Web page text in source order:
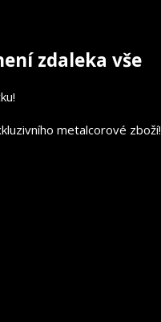
zdaleka vše
metalcorové zboží!